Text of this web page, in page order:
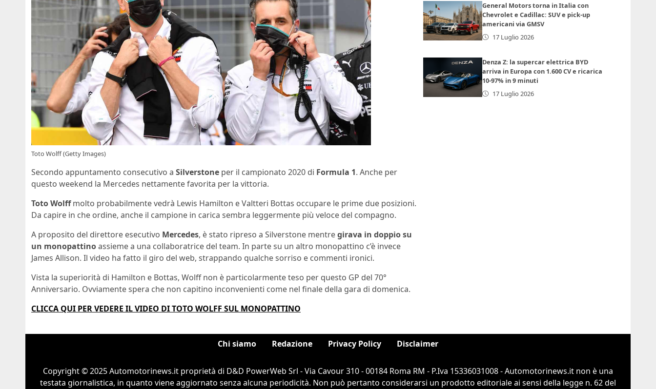
Toto Wolff (Getty Images)
Secondo appuntamento consecutivo a Silverstone per il campionato 2020 di Formula 1. Anche per
questo weekend la Mercedes nettamente favorita per la vittoria.
Toto Wolffmolto probabilmente vedrà Lewis Hamilton e Valtteri Bottas occupare le prime due posizioni.
Da capire in che ordine, anche il campione in carica sembra leggermente più veloce del compagno.
A proposito del direttore esecutivo Mercedes, è stato ripreso a Silverstone mentregirava in doppio su
un monopattinoassieme a una collaboratrice del team. In parte su un altro monopattino c’è invece
James Allison. Il video ha fatto il giro del web, strappando qualche sorriso e commenti ironici.
Vista la superiorità di Hamilton e Bottas, Wolff non è particolarmente teso per questo GP del 70°
Anniversario. Ovviamente spera che non capitino inconvenienti come nel finale della gara di domenica.
CLICCA QUI PER VEDERE IL VIDEO DI TOTO WOLFF SUL MONOPATTINO
General Motors torna in Italia con
Chevrolet e Cadillac: SUV e pick-up
americani via GMSV
17 Luglio 2026
Denza Z: la supercar elettrica BYD
arriva in Europa con 1.600 CV e ricarica
10-97% in 9 minuti
17 Luglio 2026
Chi siamo Redazione Privacy Policy Disclaimer
Copyright © 2025 Automotorinews.it proprietà di D&D PowerWeb Srl - Via Cavour 310 - 00184 Roma RM - P.Iva 15336031008 - Automotorinews.it non è una
testata giornalistica, in quanto viene aggiornato senza alcuna periodicità. Non può pertanto considerarsi un prodotto editoriale ai sensi della legge n. 62 del